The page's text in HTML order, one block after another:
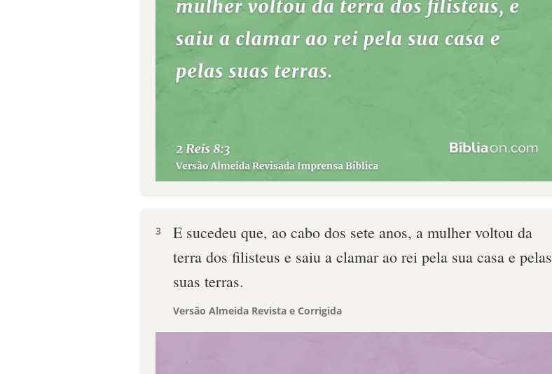
3
E sucedeu que, ao cabo dos sete anos, a mulher voltou da
terra dos filisteus e saiu a clamar ao rei pela sua casa e pelas
suas terras.
Versão Almeida Revista e Corrigida